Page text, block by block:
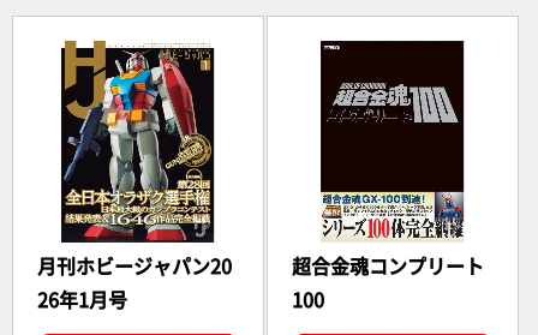
月刊ホビージャパン20
26年1月号
超合金魂コンプリート
100